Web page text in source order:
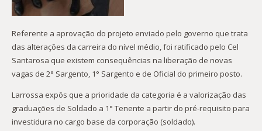
Referente a aprovação do projeto enviado pelo governo que trata
das alterações da carreira do nível médio, foi ratificado pelo Cel
Santarosa que existem consequências na liberação de novas
vagas de 2° Sargento, 1° Sargento e de Oficial do primeiro posto.
Larrossa expôs que a prioridade da categoria é a valorização das
graduações de Soldado a 1° Tenente a partir do pré-requisito para
investidura no cargo base da corporação (soldado).